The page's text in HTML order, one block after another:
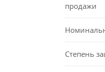
продажи
Степень